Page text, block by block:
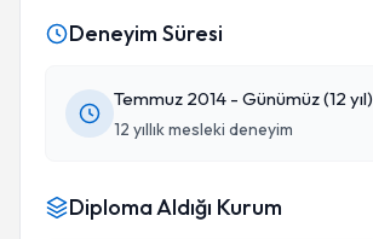
Deneyim Süresi
Temmuz 2014 - Günümüz (12 yıl)
12 yıllık mesleki deneyim
Diploma Aldığı Kurum